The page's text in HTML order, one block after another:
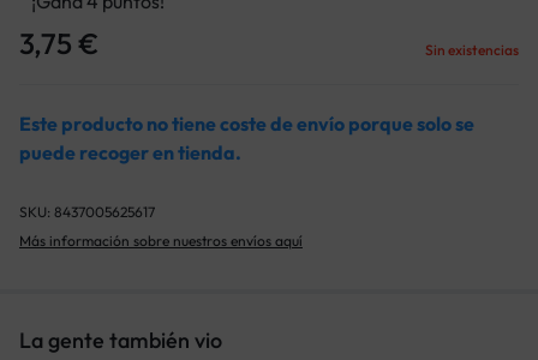
3,75 € Sin existencias
Este producto no tiene coste de envío porque solo se
puede recoger en tienda.
SKU: 8437005625617
Más información sobre nuestros envíos aquí
La gente también vio